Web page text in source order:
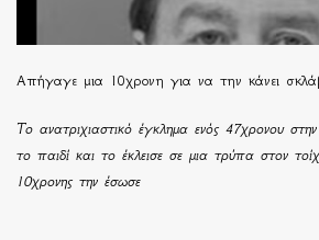
Απήγαγε μια 10χρονη για να την κάνει
Το ανατριχιαστικό έγκλημα ενός 47χρονου
το παιδί και το έκλεισε σε μια τρύπα στον
10χρονης την έσωσε